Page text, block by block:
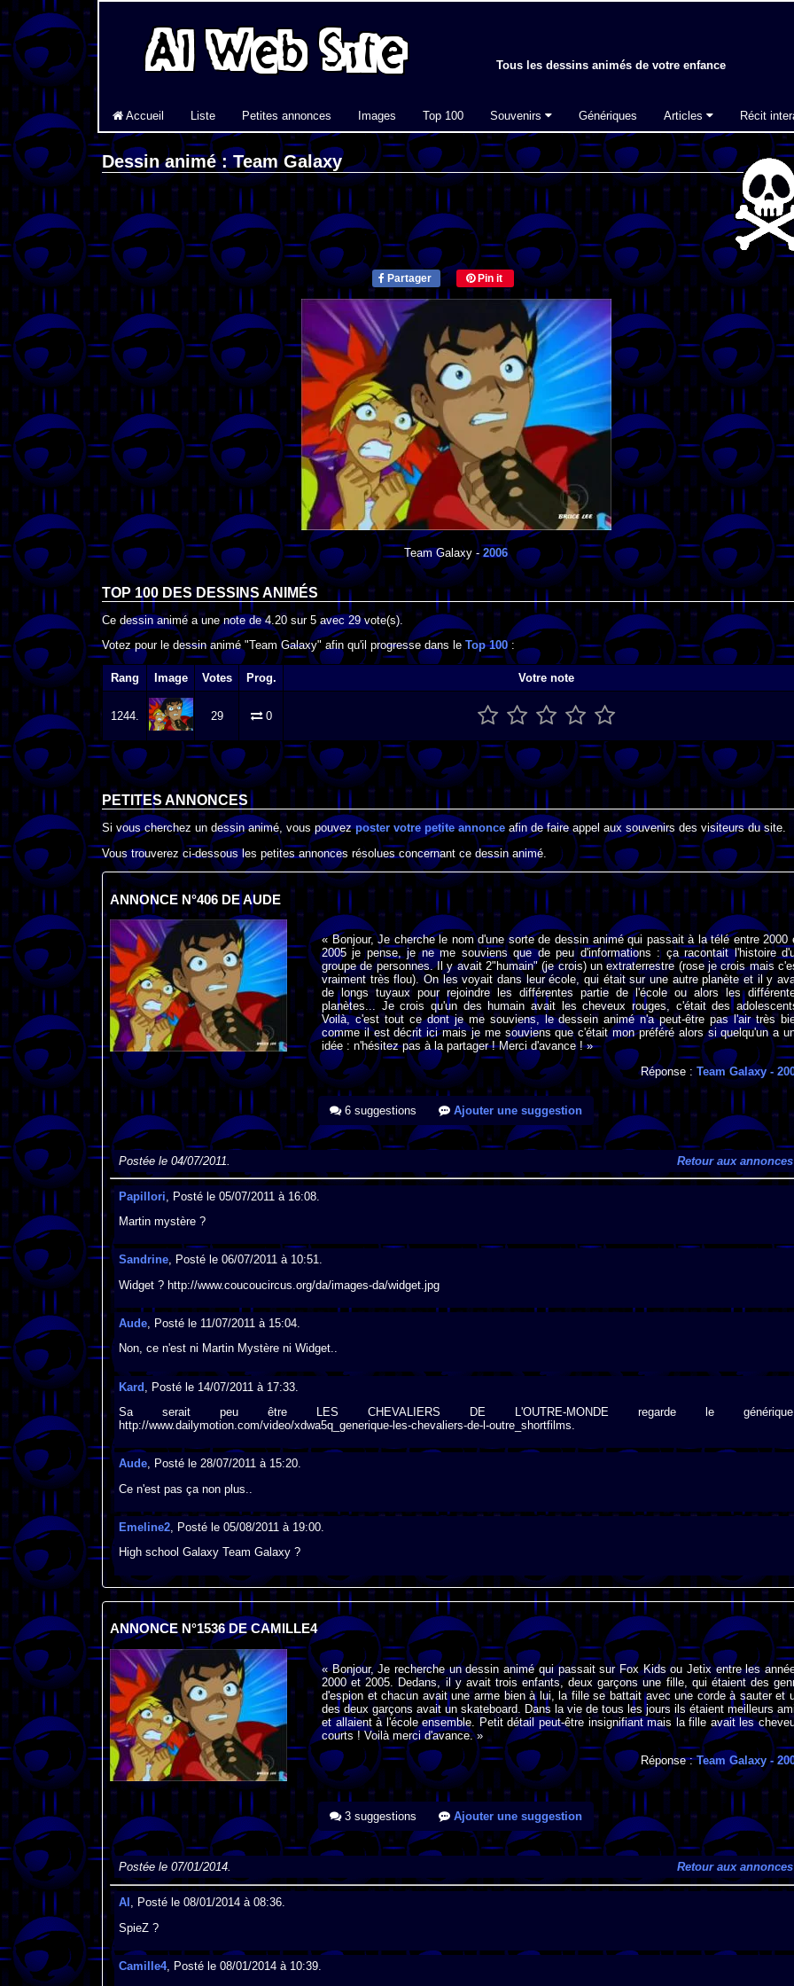
Tous les dessins animés de votre enfance
Accueil Liste Petites annonces Images Top 100 Souvenirs Génériques Articles Récit
Dessin animé : Team Galaxy
Partager Pin it
Team Galaxy -2006
TOP 100 DESDESSINS ANIMÉS
Ce dessin animé a une note de4.20 sur 5 avec 29vote(s).
Votez pour le dessin animé "Team Galaxy" afin qu'il progresse dans leTop 100:
Rang Image Votes Prog. Votre note
1244. 29 0
PETITES ANNONCES
Si vous cherchez un dessin animé, vous pouvezposter votre petite annonce afin de faire appel aux souvenirs des visiteurs du site.
Vous trouverez ci-dessous les petites annonces résolues concernant ce dessin animé.
ANNONCE N°406 DE AUDE
« Bonjour, Je cherche le nom d'une sorte de dessin animé qui passait à la télé entre 2000
2005 je pense, je ne me souviens que de peu d'informations : ça racontait l'histoire
groupe de personnes. Il y avait 2"humain" (je crois) un extraterrestre (rose je crois mais
vraiment très flou). On les voyait dans leur école, qui était sur une autre planète et il y
de longs tuyaux pour rejoindre les différentes partie de l'école ou alors les
planètes... Je crois qu'un des humain avait les cheveux rouges, c'était des
Voilà, c'est tout ce dont je me souviens, le dessein animé n'a peut-être pas l'air très
comme il est décrit ici mais je me souviens que c'était mon préféré alors si quelqu'un a
idée : n'hésitez pas à la partager ! Merci d'avance ! »
Réponse :Team Galaxy-
6 suggestions Ajouter une suggestion
Postée le 04/07/2011. Retour aux annonces
Papillori , Posté le 05/07/2011 à 16:08.
Martin mystère ?
Sandrine, Posté le 06/07/2011 à 10:51.
Widget ? http://www.coucoucircus.org/da/images-da/widget.jpg
Aude, Posté le 11/07/2011 à 15:04.
Non, ce n'est ni Martin Mystère ni Widget..
Kard
, Posté le 14/07/2011 à 17:33.
Sa serait peu être LES CHEVALIERS DE L'OUTRE-MONDE regarde le générique
http://www.dailymotion.com/video/xdwa5q_generique-les-chevaliers-de-l-outre_shortfilms.
Aude, Posté le 28/07/2011 à 15:20.
Ce n'est pas ça non plus..
Emeline2, Posté le 05/08/2011 à 19:00.
High school Galaxy Team Galaxy ?
ANNONCE N°1536 DE CAMILLE4
« Bonjour, Je recherche un dessin animé qui passait sur Fox Kids ou Jetix entre les
2000 et 2005. Dedans, il y avait trois enfants, deux garçons une fille, qui étaient des
d'espion et chacun avait une arme bien à lui, la fille se battait avec une corde à sauter et
des deux garçons avait un skateboard. Dans la vie de tous les jours ils étaient meilleurs
et allaient à l'école ensemble. Petit détail peut-être insignifiant mais la fille avait les
courts ! Voilà merci d'avance. »
Réponse :Team Galaxy-
3 suggestions Ajouter une suggestion
Postée le 07/01/2014. Retour aux annonces
Al , Posté le 08/01/2014 à 08:36.
SpieZ ?
Camille4, Posté le 08/01/2014 à 10:39.